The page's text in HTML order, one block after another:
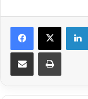
Facebook
X
Share via Email Print